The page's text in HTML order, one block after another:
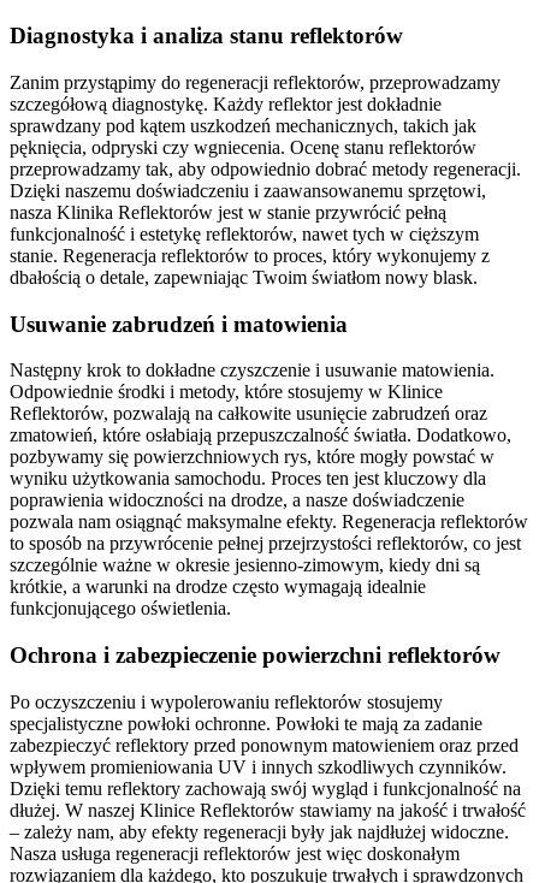
Diagnostyka i analiza stanu reflektorów
Zanim przystąpimy do regeneracji reflektorów, przeprowadzamy
szczegółową diagnostykę. Każdy reflektor jest dokładnie
sprawdzany pod kątem uszkodzeń mechanicznych, takich jak
pęknięcia, odpryski czy wgniecenia. Ocenę stanu reflektorów
przeprowadzamy tak, aby odpowiednio dobrać metody regeneracji.
Dzięki naszemu doświadczeniu i zaawansowanemu sprzętowi,
nasza Klinika Reflektorów jest w stanie przywrócić pełną
funkcjonalność i estetykę reflektorów, nawet tych w cięższym
stanie. Regeneracja reflektorów to proces, który wykonujemy z
dbałością o detale, zapewniając Twoim światłom nowy blask.
Usuwanie zabrudzeń i matowienia
Następny krok to dokładne czyszczenie i usuwanie matowienia.
Odpowiednie środki i metody, które stosujemy w Klinice
Reflektorów, pozwalają na całkowite usunięcie zabrudzeń oraz
zmatowień, które osłabiają przepuszczalność światła. Dodatkowo,
pozbywamy się powierzchniowych rys, które mogły powstać w
wyniku użytkowania samochodu. Proces ten jest kluczowy dla
poprawienia widoczności na drodze, a nasze doświadczenie
pozwala nam osiągnąć maksymalne efekty. Regeneracja reflektorów
to sposób na przywrócenie pełnej przejrzystości reflektorów, co jest
szczególnie ważne w okresie jesienno-zimowym, kiedy dni są
krótkie, a warunki na drodze często wymagają idealnie
funkcjonującego oświetlenia.
Ochrona i zabezpieczenie powierzchni reflektorów
Po oczyszczeniu i wypolerowaniu reflektorów stosujemy
specjalistyczne powłoki ochronne. Powłoki te mają za zadanie
zabezpieczyć reflektory przed ponownym matowieniem oraz przed
wpływem promieniowania UV i innych szkodliwych czynników.
Dzięki temu reflektory zachowają swój wygląd i funkcjonalność na
dłużej. W naszej Klinice Reflektorów stawiamy na jakość i trwałość
– zależy nam, aby efekty regeneracji były jak najdłużej widoczne.
Nasza usługa regeneracji reflektorów jest więc doskonałym
rozwiązaniem dla każdego, kto poszukuje trwałych i sprawdzonych